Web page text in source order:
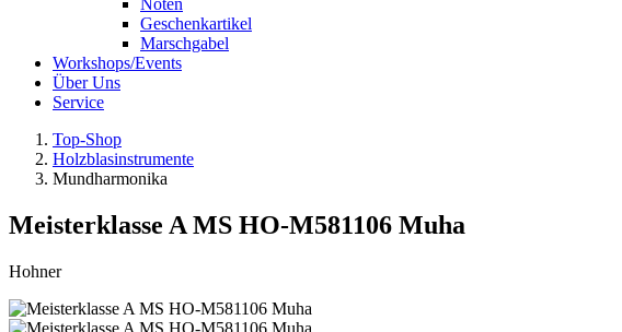
Noten
Geschenkartikel
Marschgabel
Workshops/Events
Über Uns
Service
Top-Shop
Holzblasinstrumente
Mundharmonika
Meisterklasse A MS HO-M581106 Muha
Hohner